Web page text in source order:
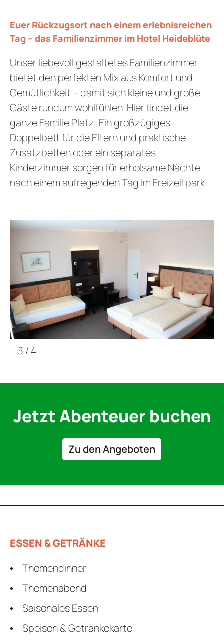
3 / 4
Euer Rückzugsort nach einem erlebnisreichen
Tag – das Familienzimmer im Hotel Heideblüte
Unser liebevoll gestaltetes Familienzimmer
bietet den perfekten Mix aus Komfort und
Gemütlichkeit – damit sich kleine und große
Gäste rundum wohlfühlen. Hier findet die
ganze Familie Platz: Ein großzügiges
Doppelbett für die Eltern und praktische
Zusatzbetten oder ein separates
Kinderzimmer sorgen für erholsame Nächte
nach einem aufregenden Tag im Freizeitpark.
Jetzt Abenteuer buchen
Zu den Angeboten
ESSEN & GETRÄNKE
Themendinner
Themenabend
Saisonales Essen
Speisen & Getränkekarte